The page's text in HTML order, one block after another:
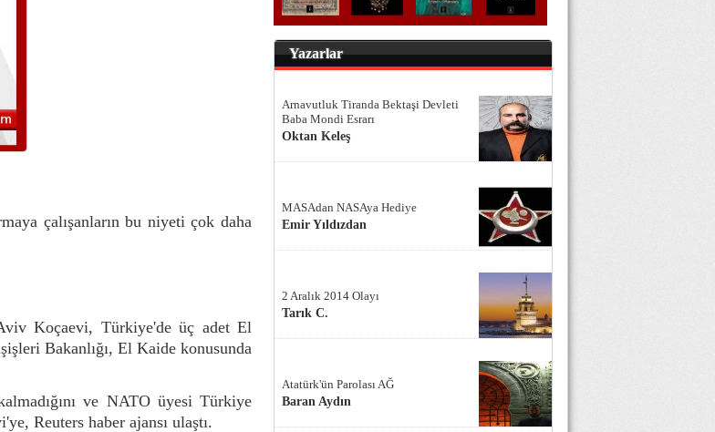
çalışanların bu niyeti çok daha
Koçaevi, Türkiye'de üç adet El
Bakanlığı, El Kaide konusunda
ve NATO üyesi Türkiye
Reuters haber ajansı ulaştı.
Yazarlar
Arnavutluk Tiranda Bektaşi Devleti
Baba Mondi Esrarı
Oktan Keleş
MASAdan NASAya Hediye
Emir Yıldızdan
2 Aralık 2014 Olayı
Tarık C.
Atatürk'ün Parolası AĞ
Baran Aydın